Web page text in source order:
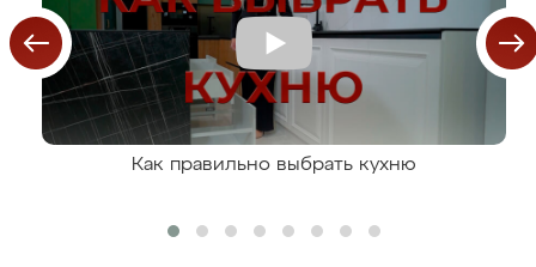
Как правильно выбрать кухню